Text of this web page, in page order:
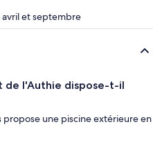
avril et septembre
de l'Authie dispose-t-il
une piscine extérieure en